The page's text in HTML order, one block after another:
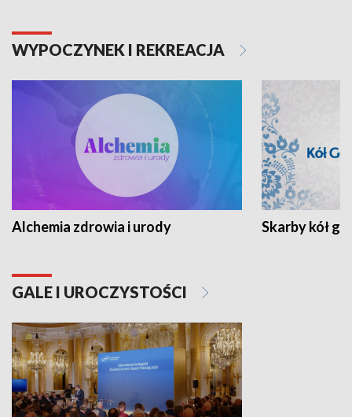
WYPOCZYNEK I REKREACJA
Alchemia zdrowia i urody Skarby kół
GALE I UROCZYSTOŚCI